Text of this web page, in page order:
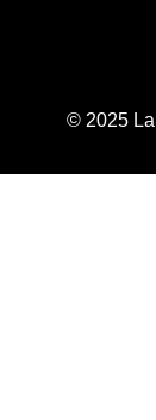
© 2025